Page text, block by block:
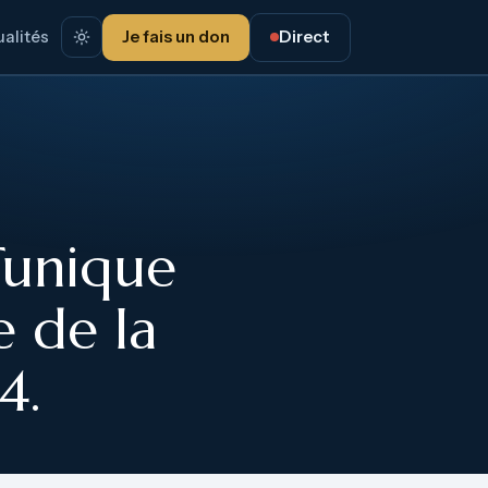
Je fais un don Direct
de la